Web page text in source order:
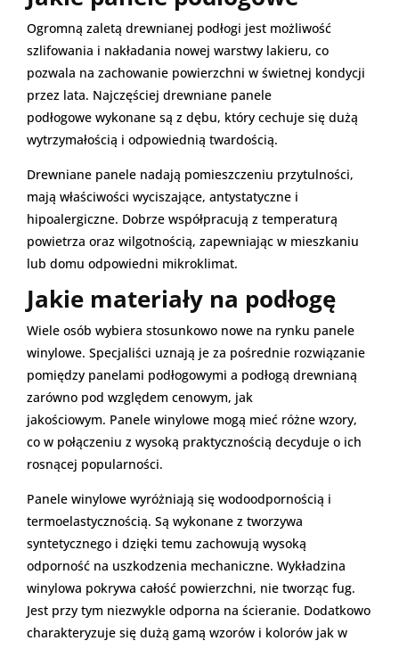
Ogromną zaletą drewnianej podłogi jest możliwość
szlifowania i nakładania nowej warstwy lakieru, co
pozwala na zachowanie powierzchni w świetnej kondycji
przez lata. Najczęściej drewniane panele
podłogowe wykonane są z dębu, który cechuje się dużą
wytrzymałością i odpowiednią twardością.
Drewniane panele nadają pomieszczeniu przytulności,
mają właściwości wyciszające, antystatyczne i
hipoalergiczne. Dobrze współpracują z temperaturą
powietrza oraz wilgotnością, zapewniając w mieszkaniu
lub domu odpowiedni mikroklimat.
Jakie materiały na podłogę
Wiele osób wybiera stosunkowo nowe na rynku panele
winylowe. Specjaliści uznają je za pośrednie rozwiązanie
pomiędzy panelami podłogowymi a podłogą drewnianą
zarówno pod względem cenowym, jak
jakościowym. Panele winylowe mogą mieć różne wzory,
co w połączeniu z wysoką praktycznością decyduje o ich
rosnącej popularności.
Panele winylowe wyróżniają się wodoodpornością i
termoelastycznością. Są wykonane z tworzywa
syntetycznego i dzięki temu zachowują wysoką
odporność na uszkodzenia mechaniczne. Wykładzina
winylowa pokrywa całość powierzchni, nie tworząc fug.
Jest przy tym niezwykle odporna na ścieranie. Dodatkowo
charakteryzuje się dużą gamą wzorów i kolorów jak w